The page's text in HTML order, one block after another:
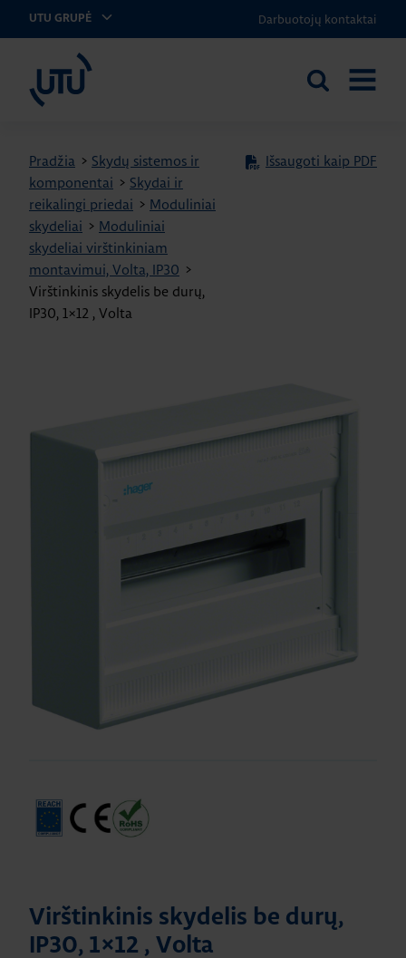
UTU GRUPĖ Darbuotojų kontaktai
UTU Lithuania
Ieškoti
Pradžia > Skydų sistemos ir
komponentai > Skydai ir
reikalingi priedai > Moduliniai
skydeliai > Moduliniai
skydeliai virštinkiniam
montavimui, Volta, IP30 >
Virštinkinis skydelis be durų,
IP30, 1×12 , Volta
Išsaugoti kaip PDF
Virštinkinis skydelis be durų,
IP30, 1×12 , Volta